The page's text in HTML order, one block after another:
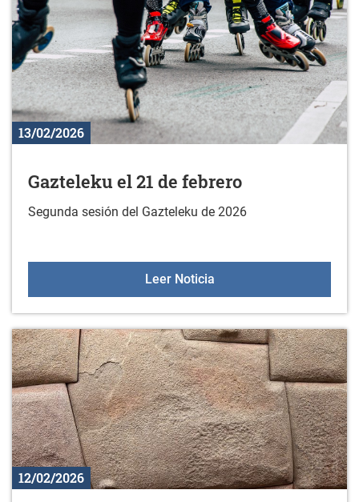
13/02/2026
Gazteleku el 21 de febrero
Segunda sesión del Gazteleku de 2026
Leer NoticiaGazteleku el 21 de
12/02/2026